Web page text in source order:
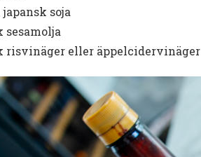
japansk soja
sesamolja
risvinäger eller äppelcidervinäger